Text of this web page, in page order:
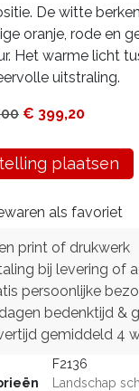
De witte
oranje, rode en
Het warme licht
uitstraling.
€ 399,20
plaatsen
als favoriet
print of drukwerk
bij levering of
persoonlijke
bedenktijd &
gemiddeld 4
F2136
Landschap